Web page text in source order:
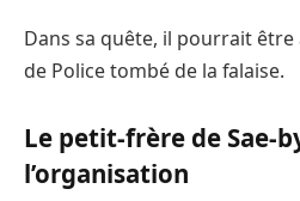
Dans sa quête, il pourrait être
de Police tombé de la falaise.
Le petit-frère de Sae-
l’organisation